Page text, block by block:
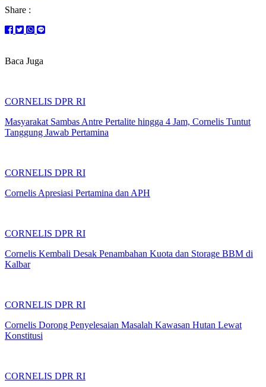
Share :
Baca Juga
CORNELIS DPR RI
Masyarakat Sambas Antre Pertalite hingga 4 Jam, Cornelis Tuntut
Tanggung Jawab Pertamina
CORNELIS DPR RI
Cornelis Apresiasi Pertamina dan APH
CORNELIS DPR RI
Cornelis Kembali Desak Penambahan Kuota dan Storage BBM di
Kalbar
CORNELIS DPR RI
Cornelis Dorong Penyelesaian Masalah Kawasan Hutan Lewat
Konstitusi
CORNELIS DPR RI